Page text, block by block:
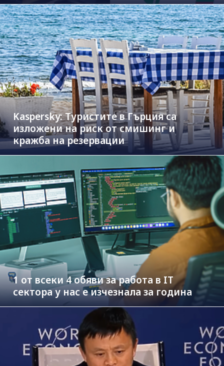
Kaspersky: Туристите в Гърция са
изложени на риск от смишинг и
кражба на резервации
1 от всеки 4 обяви за работа в IT
сектора у нас е изчезнала за година